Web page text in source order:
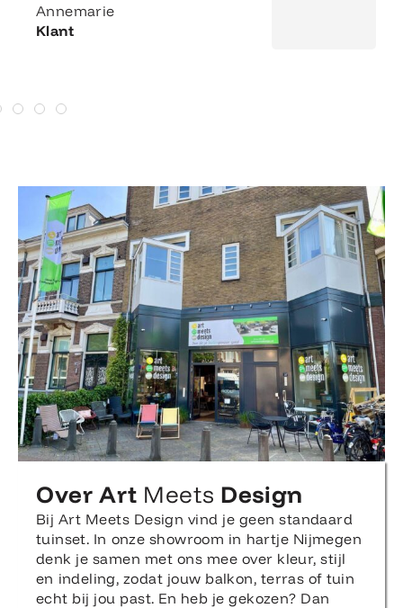
Annemarie
Klant
Over Art Meets Design
Bij Art Meets Design vind je geen standaard
tuinset. In onze showroom in hartje Nijmegen
denk je samen met ons mee over kleur, stijl
en indeling, zodat jouw balkon, terras of tuin
echt bij jou past. En heb je gekozen? Dan